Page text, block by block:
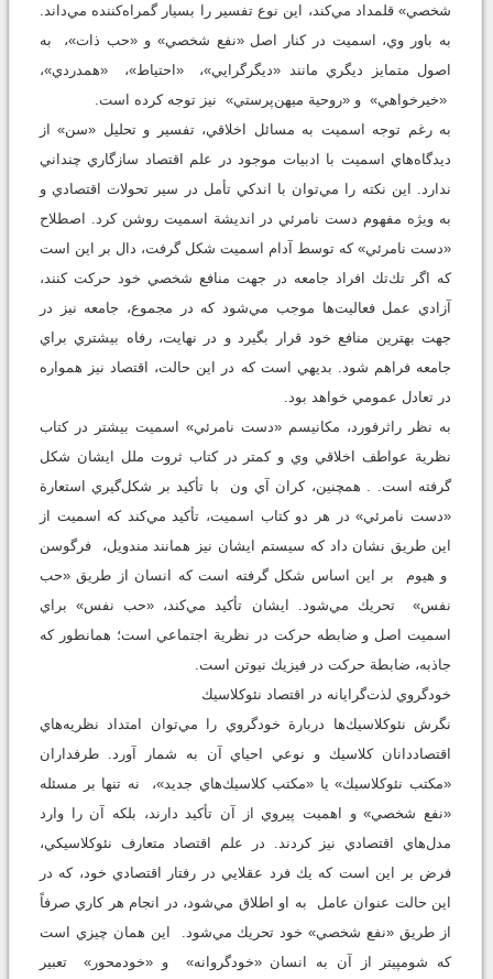
شخصي» قلمداد مي‌كند، اين نوع تفسير را بسيار گمراه‌كننده مي‌داند.
به باور وي، اسميت در كنار اصل «نفع شخصي» و «حب ذات»، به
اصول متمايز ديگري مانند «ديگرگرايي»، «احتياط»، «همدردي»،
«خيرخواهي» و «روحية ميهن‌پرستي» نيز توجه كرده است.
به رغم توجه اسميت به مسائل اخلاقي، تفسير و تحليل «سن» از
ديدگاه‌هاي اسميت با ادبيات موجود در علم اقتصاد سازگاري چنداني
ندارد. اين نكته را مي‌توان با اندكي تأمل در سير تحولات اقتصادي و
به ويژه مفهوم دست نامرئي در انديشة اسميت روشن كرد. اصطلاح
«دست نامرئي» كه توسط آدام اسميت شكل گرفت، دال بر اين است
كه اگر تك‌تك افراد جامعه در جهت منافع شخصي خود حركت كنند،
آزادي عمل فعاليت‌ها موجب مي‌شود كه در مجموع، جامعه نيز در
جهت بهترين منافع خود قرار بگيرد و در نهايت، رفاه بيشتري براي
جامعه فراهم شود. بديهي است كه در اين حالت، اقتصاد نيز همواره
در تعادل عمومي خواهد بود.
به نظر راثرفورد، مكانيسم «دست نامرئي» اسميت بيشتر در كتاب
نظرية عواطف اخلاقي وي و كمتر در كتاب ثروت ملل ايشان شكل
گرفته است. . همچنين، كران آي ون با تأكيد بر شكل‌گيري استعارة
«دست نامرئي» در هر دو كتاب اسميت، تأكيد مي‌كند كه اسميت از
اين طريق نشان داد كه سيستم ايشان نيز همانند مندويل، فرگوسن
و هيوم بر اين اساس شكل گرفته است كه انسان از طريق «حب
نفس» تحريك مي‌شود. ايشان تأكيد مي‌كند، «حب نفس» براي
اسميت اصل و ضابطه حركت در نظرية اجتماعي است؛ همانطور كه
جاذبه، ضابطة حركت در فيزيك نيوتن است.
خودگروي لذت‌گرايانه در اقتصاد نئوكلاسيك
نگرش نئوكلاسيك‌ها دربارة خودگروي را مي‌توان امتداد نظريه‌هاي
اقتصاددانان كلاسيك و نوعي احياي آن به شمار آورد. طرفداران
«مكتب نئوكلاسيك» يا «مكتب كلاسيك‌هاي جديد»، نه تنها بر مسئله
«نفع شخصي» و اهميت پيروي از آن تأكيد دارند، بلكه آن را وارد
مدل‌هاي اقتصادي نيز كردند. در علم اقتصاد متعارف نئوكلاسيكي،
فرض بر اين است كه يك فرد عقلايي در رفتار اقتصادي خود، كه در
اين حالت عنوان عامل به او اطلاق مي‌شود، در انجام هر كاري صرفاً
از طريق «نفع شخصي» خود تحريك مي‌شود. اين همان چيزي است
كه شومپيتر از آن به انسان «خودگروانه» و «خودمحور» تعبير